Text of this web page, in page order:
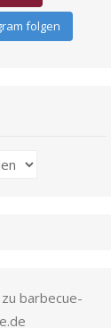
folgen